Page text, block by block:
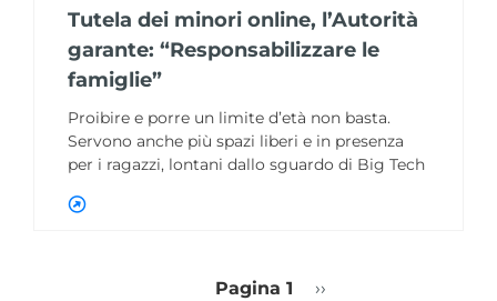
Tutela dei minori online, l’Autorità
garante: “Responsabilizzare le
famiglie”
Proibire e porre un limite d’età non basta.
Servono anche più spazi liberi e in presenza
per i ragazzi, lontani dallo sguardo di Big Tech
Pagina 1
Pagina
››